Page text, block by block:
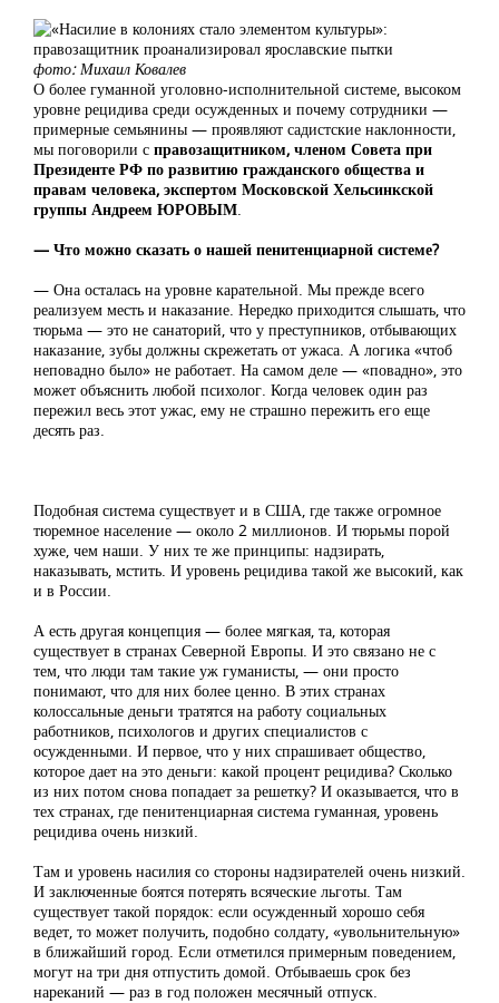
фото: Михаил Ковалев
О более гуманной уголовно-исполнительной системе, высоком
уровне рецидива среди осужденных и почему сотрудники —
примерные семьянины — проявляют садистские наклонности,
мы поговорили с правозащитником, членом Совета при
Президенте РФ по развитию гражданского общества и
правам человека, экспертом Московской Хельсинкской
группы Андреем ЮРОВЫМ.
— Что можно сказать о нашей пенитенциарной системе?
— Она осталась на уровне карательной. Мы прежде всего
реализуем месть и наказание. Нередко приходится слышать, что
тюрьма — это не санаторий, что у преступников, отбывающих
наказание, зубы должны скрежетать от ужаса. А логика «чтоб
неповадно было» не работает. На самом деле — «повадно», это
может объяснить любой психолог. Когда человек один раз
пережил весь этот ужас, ему не страшно пережить его еще
десять раз.
Подобная система существует и в США, где также огромное
тюремное население — около 2 миллионов. И тюрьмы порой
хуже, чем наши. У них те же принципы: надзирать,
наказывать, мстить. И уровень рецидива такой же высокий, как
и в России.
А есть другая концепция — более мягкая, та, которая
существует в странах Северной Европы. И это связано не с
тем, что люди там такие уж гуманисты, — они просто
понимают, что для них более ценно. В этих странах
колоссальные деньги тратятся на работу социальных
работников, психологов и других специалистов с
осужденными. И первое, что у них спрашивает общество,
которое дает на это деньги: какой процент рецидива? Сколько
из них потом снова попадает за решетку? И оказывается, что в
тех странах, где пенитенциарная система гуманная, уровень
рецидива очень низкий.
Там и уровень насилия со стороны надзирателей очень низкий.
И заключенные боятся потерять всяческие льготы. Там
существует такой порядок: если осужденный хорошо себя
ведет, то может получить, подобно солдату, «увольнительную»
в ближайший город. Если отметился примерным поведением,
могут на три дня отпустить домой. Отбываешь срок без
нареканий — раз в год положен месячный отпуск.